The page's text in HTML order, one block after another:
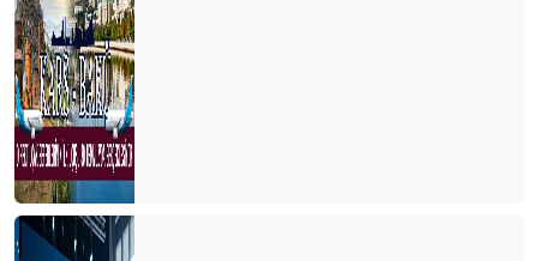
Turizmin Albayı aramızdan ayrıldı
Son dakika umut oldu
Turizmci umudunu kaybetmemek için direniyor
2021 yılı turizmde umut ve endişe yılı olacak
Antalya dünyanın en iyisi